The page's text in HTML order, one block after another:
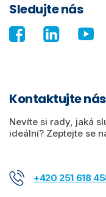
Sledujte nás
Kontaktujte nás
Nevíte si rady, jaká
ideální? Zeptejte se
+420 251 618